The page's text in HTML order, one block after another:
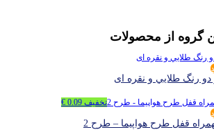
گروه از محصولات
دو رنگ طلايي و نقره اى
تخفیف € 0.09
قفل طرح هواپیما – طرح 2